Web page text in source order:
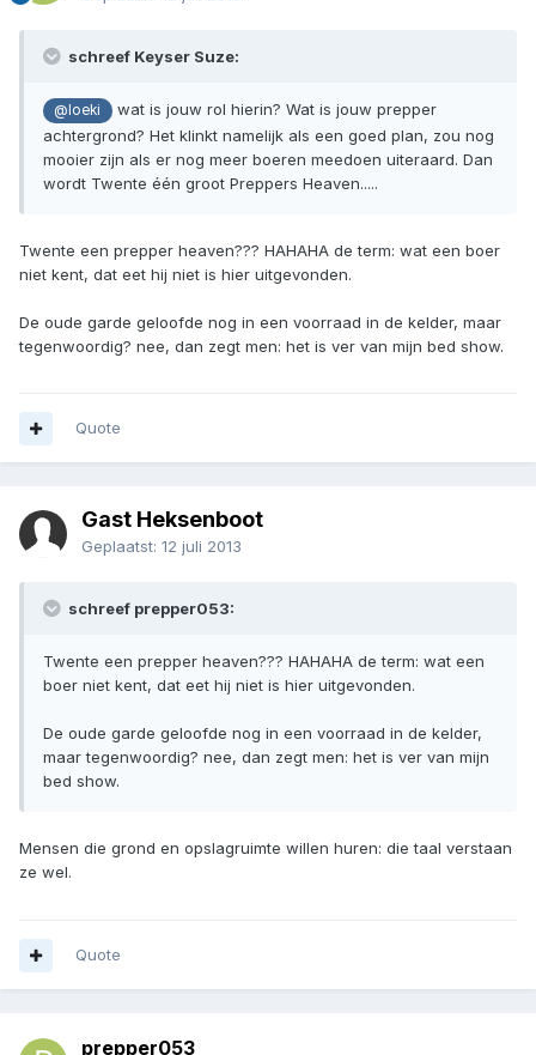
schreef Keyser Suze:
@loeki
wat is jouw rol hierin? Wat is jouw prepper
achtergrond? Het klinkt namelijk als een goed plan, zou nog
mooier zijn als er nog meer boeren meedoen uiteraard. Dan
wordt Twente één groot Preppers Heaven.....
Twente een prepper heaven??? HAHAHA de term: wat een boer
niet kent, dat eet hij niet is hier uitgevonden.
De oude garde geloofde nog in een voorraad in de kelder, maar
tegenwoordig? nee, dan zegt men: het is ver van mijn bed show.
Quote
Gast Heksenboot
Geplaatst: 12 juli 2013
schreef prepper053:
Twente een prepper heaven??? HAHAHA de term: wat een
boer niet kent, dat eet hij niet is hier uitgevonden.
De oude garde geloofde nog in een voorraad in de kelder,
maar tegenwoordig? nee, dan zegt men: het is ver van mijn
bed show.
Mensen die grond en opslagruimte willen huren: die taal verstaan
ze wel.
Quote
prepper053